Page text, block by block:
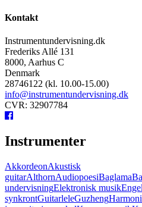
Kontakt
Instrumentundervisning.dk
Frederiks Allé 131
8000, Aarhus C
Denmark
28746122 (kl. 10.00-15.00)
info@instrumentundervisning.dk
CVR: 32907784
Instrumenter
AkkordeonAkustisk
guitarAlthornAudiopoesiBaglama
undervisningElektronisk musik
synkrontGuitarleleGuzheng